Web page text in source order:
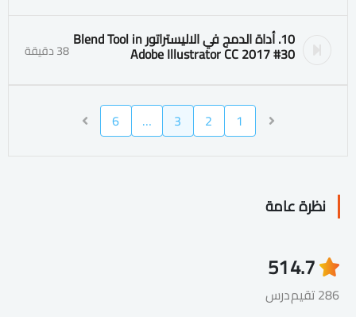
10. أداة الدمج في الاليستراتور Blend Tool in
Adobe Illustrator CC 2017 #30 38 دقيقة
1
2
3
…
6
نظرة عامة
4.7
286 تقيم
51
درس